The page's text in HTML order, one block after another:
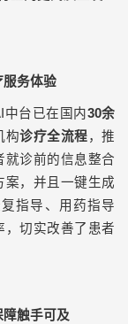
务体验
中台已在国内30余
构诊疗全流程，推
就诊前的信息整合
案，并且一键生成
指导、用药指导
，切实改善了患者
触手可及